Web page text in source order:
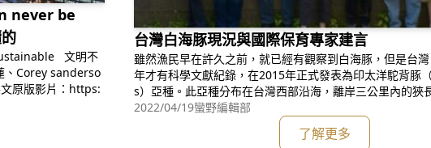
never be
Derrick Jensen, Deep Green Resistance, 英文原版影片：https:
台灣白海豚現況與國際保育專家建言
雖然漁民早在許久之前，就已經有觀察到白海豚，但是台
年才有科學文獻紀錄，在2015年正式發表為印太洋駝背豚
s）亞種。此亞種分布在台灣西部沿海，離岸三公里內的狹
豚於大型河口區域以及水深五到八米水域最容易被發現，也
處發現牠們，除了被人工挖深的航道之外，水深超過二十米
到牠們。台灣白海豚的分布範圍北起桃園大潭，
2022/04/19蠻野編輯部
了解更多